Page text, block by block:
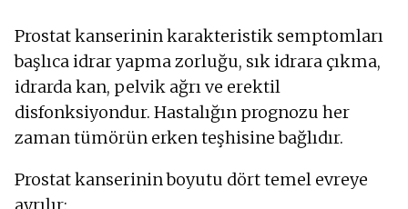
Prostat kanserinin karakteristik semptomları
başlıca idrar yapma zorluğu, sık idrara çıkma,
idrarda kan, pelvik ağrı ve erektil
disfonksiyondur. Hastalığın prognozu her
zaman tümörün erken teşhisine bağlıdır.
Prostat kanserinin boyutu dört temel evreye